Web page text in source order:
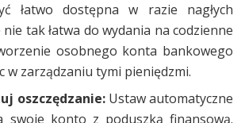
łatwo dostępna w razie nagłych
tak łatwa do wydania na codzienne
osobnego konta bankowego
w zarządzaniu tymi pieniędzmi.
oszczędzanie:Ustaw automatyczne
swoje konto z poduszką finansową.